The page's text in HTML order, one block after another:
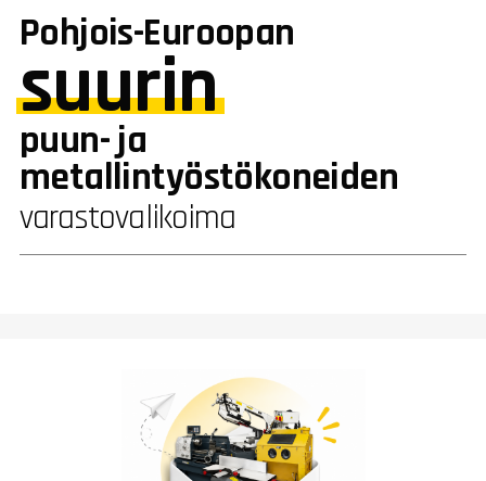
Pohjois-Euroopan
suurin
puun- ja
metallintyöstökoneiden
varastovalikoima